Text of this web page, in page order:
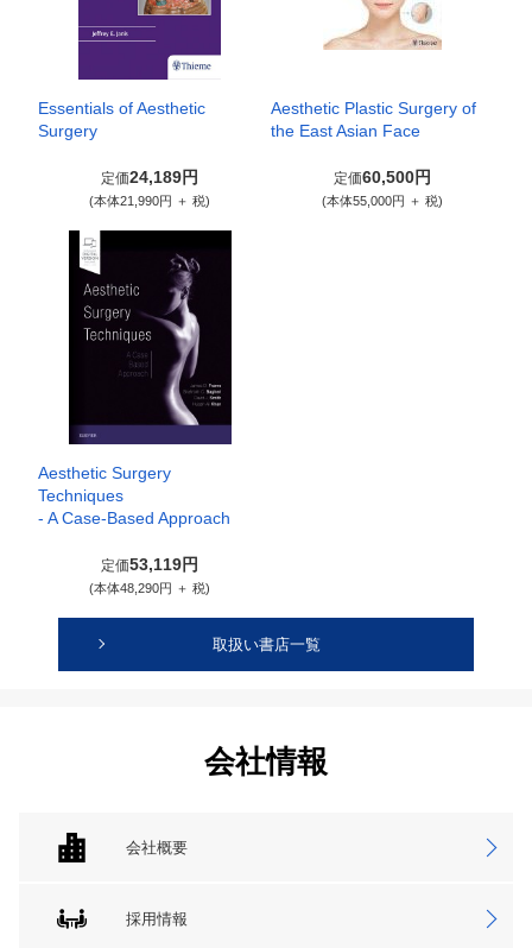
Essentials of Aesthetic
Surgery
定価24,189円
(本体21,990円 ＋ 税)
Aesthetic Plastic Surgery of
the East Asian Face
定価60,500円
(本体55,000円 ＋ 税)
Aesthetic Surgery
Techniques
- A Case-Based Approach
定価53,119円
(本体48,290円 ＋ 税)
取扱い書店一覧
会社情報
会社概要
採用情報